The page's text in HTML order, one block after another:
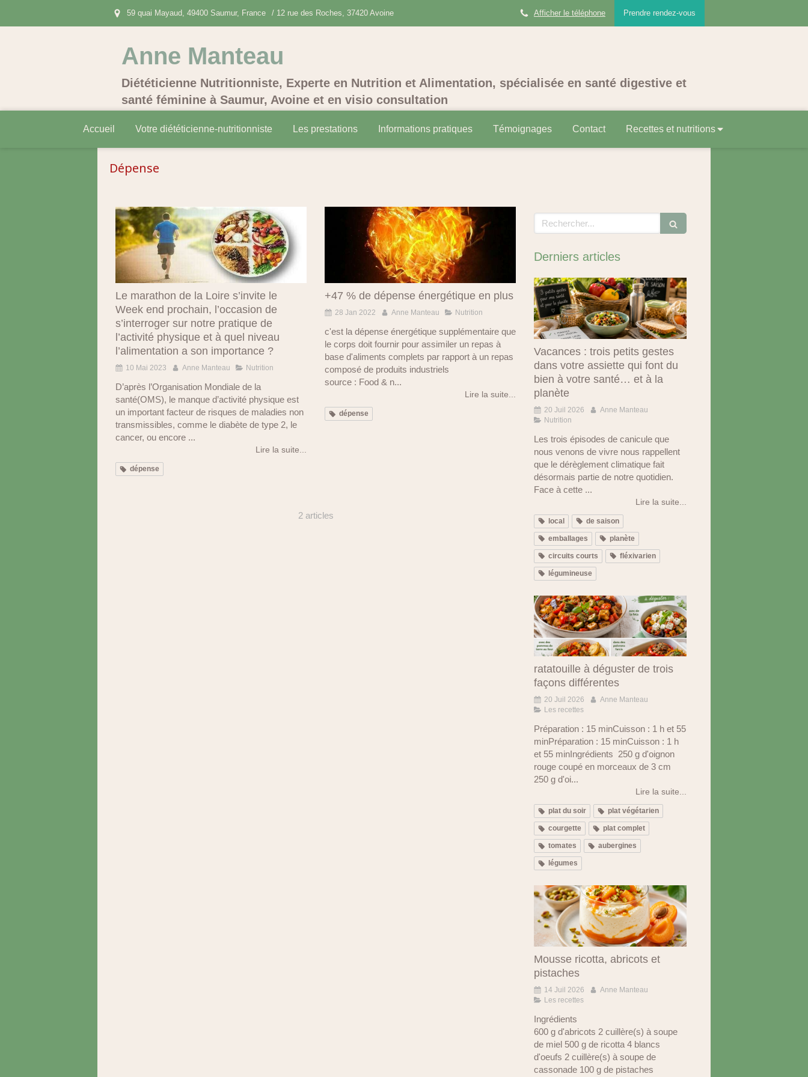
59 quai Mayaud, 49400 Saumur, France / 12 rue des Roches, 37420 Avoine Prendre rendez-vous
Afficher le téléphone
Anne Manteau
Diététicienne Nutritionniste, Experte en Nutrition et Alimentation, spécialisée en santé digestive et
santé féminine à Saumur, Avoine et en visio consultation
Accueil Votre diététicienne-nutritionniste Les prestations Informations pratiques Témoignages Contact Recettes et nutritions
Dépense
Le marathon de la Loire s’invite le
Week end prochain, l’occasion de
s’interroger sur notre pratique de
l’activité physique et à quel niveau
l’alimentation a son importance ?
10 Mai 2023 Anne Manteau Nutrition
D’après l’Organisation Mondiale de la
santé(OMS), le manque d’activité physique est
un important facteur de risques de maladies non
transmissibles, comme le diabète de type 2, le
cancer, ou encore ...
Lire la suite...
dépense
+47 % de dépense énergétique en plus
28 Jan 2022 Anne Manteau Nutrition
c'est la dépense énergétique supplémentaire que
le corps doit fournir pour assimiler un repas à
base d'aliments complets par rapport à un repas
composé de produits industriels
source : Food & n...
Lire la suite...
dépense
2 articles
Rechercher
Derniers articles
Vacances : trois petits gestes
dans votre assiette qui font du
bien à votre santé… et à la
planète
20 Juil 2026
Anne Manteau
Nutrition
Les trois épisodes de canicule que
nous venons de vivre nous rappellent
que le dérèglement climatique fait
désormais partie de notre quotidien.
Face à cette ...
Lire la suite...
local de saison
emballages planète
circuits courts fléxivarien
légumineuse
ratatouille à déguster de trois
façons différentes
20 Juil 2026
Anne Manteau
Les recettes
Préparation : 15 minCuisson : 1 h et 55
minPréparation : 15 minCuisson : 1 h
et 55 minIngrédients 250 g d'oignon
rouge coupé en morceaux de 3 cm
250 g d'oi...
Lire la suite...
plat du soir plat végétarien
courgette plat complet
tomates aubergines
légumes
Mousse ricotta, abricots et
pistaches
14 Juil 2026
Anne Manteau
Les recettes
Ingrédients
600 g d'abricots 2 cuillère(s) à soupe
de miel 500 g de ricotta 4 blancs
d'oeufs 2 cuillère(s) à soupe de
cassonade 100 g de pistaches